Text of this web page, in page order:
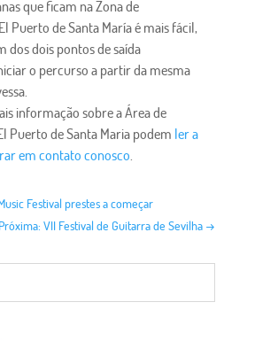
que ficam na Zona de
Puerto de Santa María é mais fácil,
dos dois pontos de saída
o percurso a partir da mesma
informação sobre a Área de
Puerto de Santa Maria podem ler a
em contato conosco
Festival prestes a começar
Próxima: VII Festival de Guitarra de Sevilha →